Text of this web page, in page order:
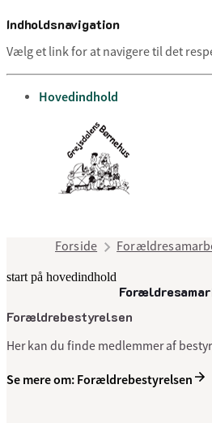
Indholdsnavigation
Vælg et link for at navigere til det
gå til
Hovedindhold
Forside
start på hovedindhold
Forældrebestyrelsen
Her kan du finde medlemmer af
Se mere om: Forældrebestyrelsen